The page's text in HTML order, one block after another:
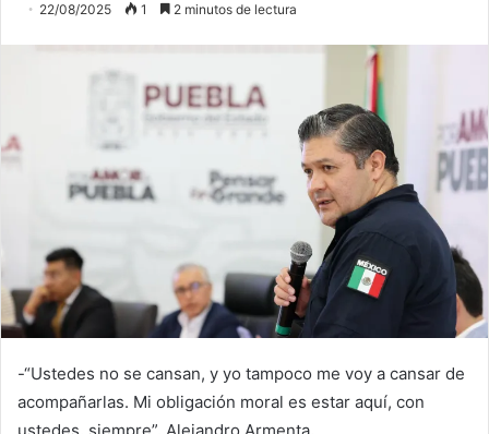
22/08/2025 1 2 minutos de lectura
-“Ustedes no se cansan, y yo tampoco me voy a cansar de
acompañarlas. Mi obligación moral es estar aquí, con